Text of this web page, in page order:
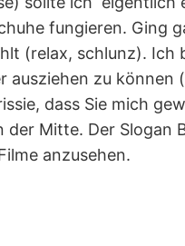
fungieren. Ging
(relax, schlunz). Ich
zu
dass Sie mich
der Mitte. Der Slogan
anzusehen.